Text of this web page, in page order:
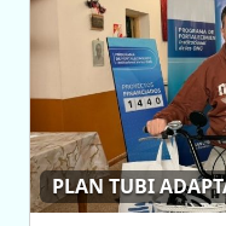
PLAN TUBI